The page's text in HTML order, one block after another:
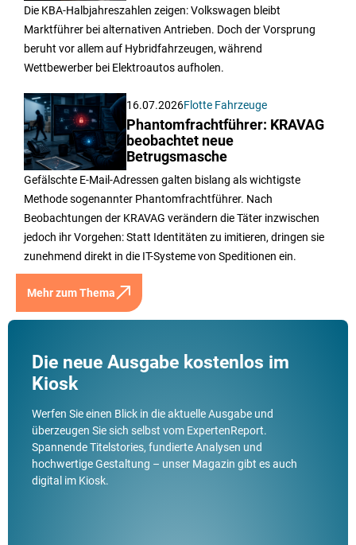
Die KBA-Halbjahreszahlen zeigen: Volkswagen bleibt
Marktführer bei alternativen Antrieben. Doch der Vorsprung
beruht vor allem auf Hybridfahrzeugen, während
Wettbewerber bei Elektroautos aufholen.
16.07.2026Flotte Fahrzeuge
Phantomfrachtführer: KRAVAG
beobachtet neue
Betrugsmasche
Gefälschte E-Mail-Adressen galten bislang als wichtigste
Methode sogenannter Phantomfrachtführer. Nach
Beobachtungen der KRAVAG verändern die Täter inzwischen
jedoch ihr Vorgehen: Statt Identitäten zu imitieren, dringen sie
zunehmend direkt in die IT-Systeme von Speditionen ein.
Mehr zum Thema
Die neue Ausgabe kostenlos im
Kiosk
Werfen Sie einen Blick in die aktuelle Ausgabe und
überzeugen Sie sich selbst vom ExpertenReport.
Spannende Titelstories, fundierte Analysen und
hochwertige Gestaltung – unser Magazin gibt es auch
digital im Kiosk.